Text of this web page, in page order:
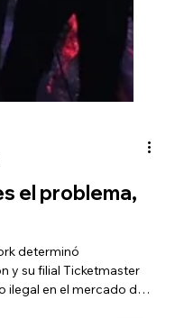
el problema,
determinó